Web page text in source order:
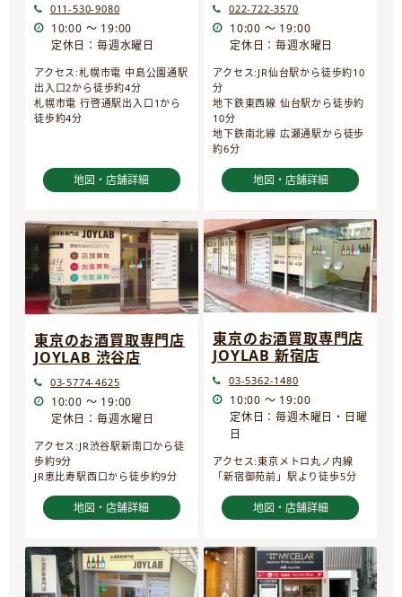
011-530-9080
10:00 ～ 19:00
定休日：毎週水曜日
アクセス:札幌市電 中島公園通駅
出入口2から徒歩約4分
札幌市電 行啓通駅出入口1から
徒歩約4分
地図・店舗詳細
022-722-3570
10:00 ～ 19:00
定休日：毎週水曜日
アクセス:JR仙台駅から徒歩約10
分
地下鉄東西線 仙台駅から徒歩約
10分
地下鉄南北線 広瀬通駅から徒歩
約6分
地図・店舗詳細
東京のお酒買取専門店
JOYLAB 渋谷店
03-5774-4625
10:00 ～ 19:00
定休日：毎週水曜日
アクセス:JR渋谷駅新南口から徒
歩約9分
JR恵比寿駅西口から徒歩約9分
地図・店舗詳細
東京のお酒買取専門店
JOYLAB 新宿店
03-5362-1480
10:00 ～ 19:00
定休日：毎週木曜日・日曜
日
アクセス:東京メトロ丸ノ内線
「新宿御苑前」駅より徒歩5分
地図・店舗詳細